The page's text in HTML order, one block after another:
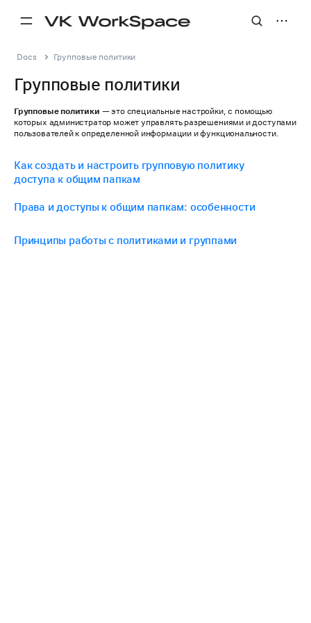
Docs Групповые политики
Групповые политики
Групповые политики — это специальные настройки, с помощью
которых администратор может управлять разрешениями и доступами
пользователей к определенной информации и функциональности.
Как создать и настроить групповую политику
доступа к общим папкам
Права и доступы к общим папкам: особенности
Принципы работы с политиками и группами